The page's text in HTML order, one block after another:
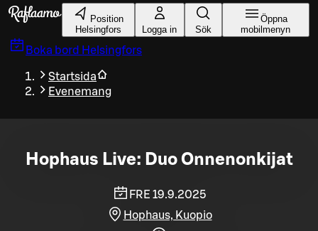
Gå till huvudinnehållet
Position
Helsingfors
Logga in Sök
Öppna
mobilmenyn
Boka bord Helsingfors
Startsida
Evenemang
Hophaus Live: Duo Onnenonkijat
FRE 19.9.2025
Hophaus, Kuopio